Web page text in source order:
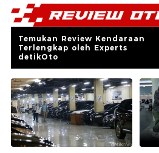
Temukan Review Kendaraan
Terlengkap oleh Experts
detikOto